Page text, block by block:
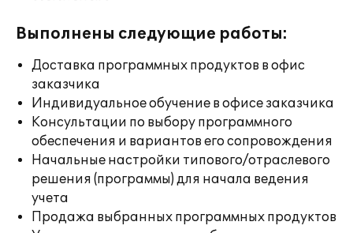
Выполнены следующие работы:
Доставка программных продуктов в офис
заказчика
Индивидуальное обучение в офисе заказчика
Консультации по выбору программного
обеспечения и вариантов его сопровождения
Начальные настройки типового/отраслевого
решения (программы) для начала ведения
учета
Продажа выбранных программных продуктов